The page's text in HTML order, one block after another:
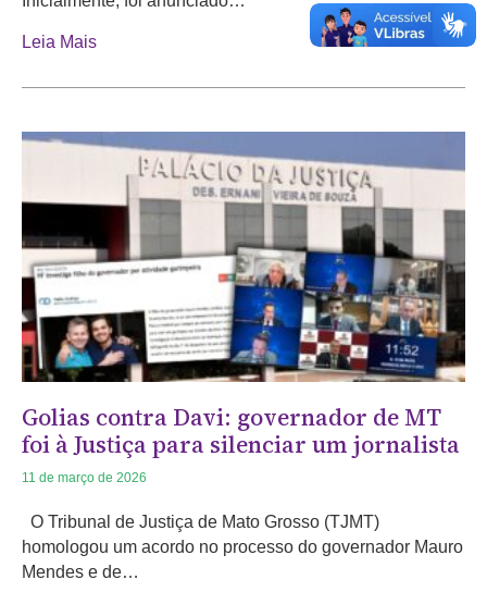
Leia Mais
Golias contra Davi: governador de MT
foi à Justiça para silenciar um jornalista
11 de março de 2026
O Tribunal de Justiça de Mato Grosso (TJMT)
homologou um acordo no processo do governador Mauro
Mendes e de…